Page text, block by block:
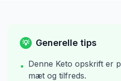
💡 Generelle tips
• Denne Keto opskrift er
mæt og tilfreds.